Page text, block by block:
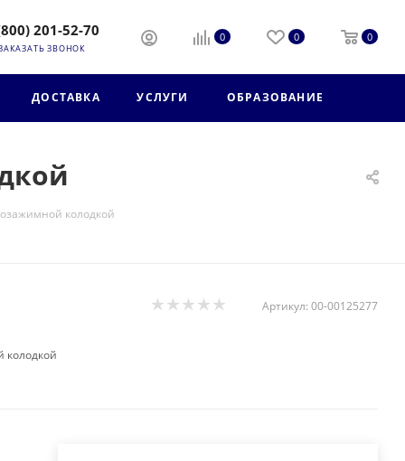
201-52-70
ЗВОНОК
0 0 0
ДОСТАВКА УСЛУГИ ОБРАЗОВАНИЕ
колодкой
Артикул: 00-00125277
колодкой